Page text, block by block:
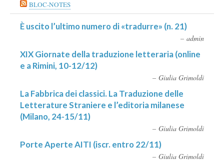
BLOC-NOTES
È uscito l’ultimo numero di «tradurre» (n. 21)
admin
XIX Giornate della traduzione letteraria (online
e a Rimini, 10-12/12)
Giulia Grimoldi
La Fabbrica dei classici. La Traduzione delle
Letterature Straniere e l’editoria milanese
(Milano, 24-15/11)
Giulia Grimoldi
Porte Aperte AITI (iscr. entro 22/11)
Giulia Grimoldi